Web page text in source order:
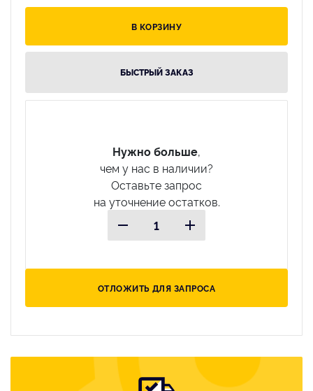
В КОРЗИНУ
БЫСТРЫЙ ЗАКАЗ
Нужно больше,
чем у нас в наличии?
Оставьте запрос
на уточнение остатков.
ОТЛОЖИТЬ ДЛЯ ЗАПРОСА